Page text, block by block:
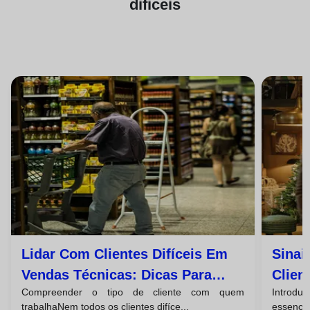
dificeis
Lidar Com Clientes Difíceis Em
Vendas Técnicas: Dicas Para
Fechos De Negócio Bem-
Compreender o tipo de cliente com quem
trabalhaNem todos os clientes difíce...
Com